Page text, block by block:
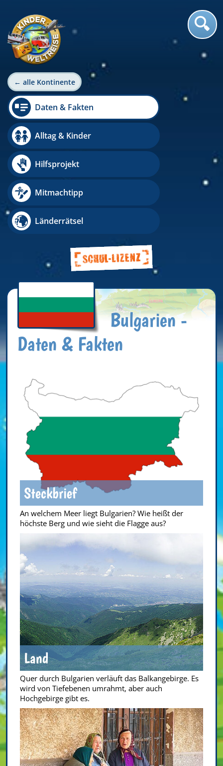
← alle Kontinente
Daten & Fakten
Alltag & Kinder
Hilfsprojekt
Mitmachtipp
Länderrätsel
Bulgarien -
Daten & Fakten
Steckbrief
An welchem Meer liegt Bulgarien? Wie heißt der
höchste Berg und wie sieht die Flagge aus?
Land
Quer durch Bulgarien verläuft das Balkangebirge. Es
wird von Tiefebenen umrahmt, aber auch
Hochgebirge gibt es.